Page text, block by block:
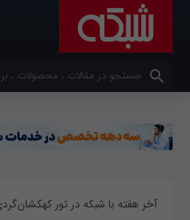
کلمات کلیدی خود را وارد کنید
آخر هفته با شبکه در تور